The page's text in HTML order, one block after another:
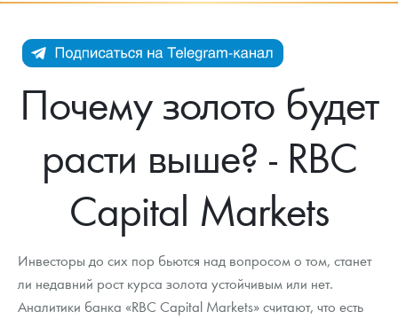
Каталог Монет
Инвестиционные монеты
Памятные монеты России и СССР
Монеты Царской России
Монеты стран мира после 1950г
Монеты и жетоны ЗМД
Георгий Победоносец
Золотой червонец Сеятель
Золотые слитки
Инфо
Как сделать заказ
Выкуп монет
Выкуп серебряных монет
Вопрос - ответ
Доставка
Информация
Распродажа монет и жетонов
Аналитика и события
Итоги 2025 года. Прогноз курсов золота, серебра, платины на
2026 год
Cтатьи
Георгий Победоносец - динамика цен
Курс золота и серебра
Лом выкуп
Контакты
Почему золото будет
расти выше? - RBC
Capital Markets
Инвесторы до сих пор бьются над вопросом о том, станет
ли недавний рост курса золота устойчивым или нет.
Аналитики банка «RBC Capital Markets» считают, что есть